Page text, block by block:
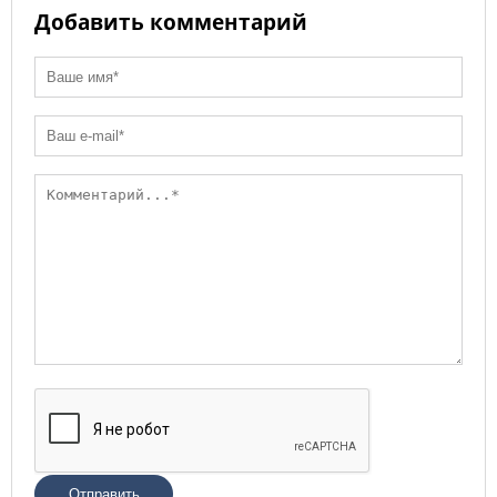
Добавить комментарий